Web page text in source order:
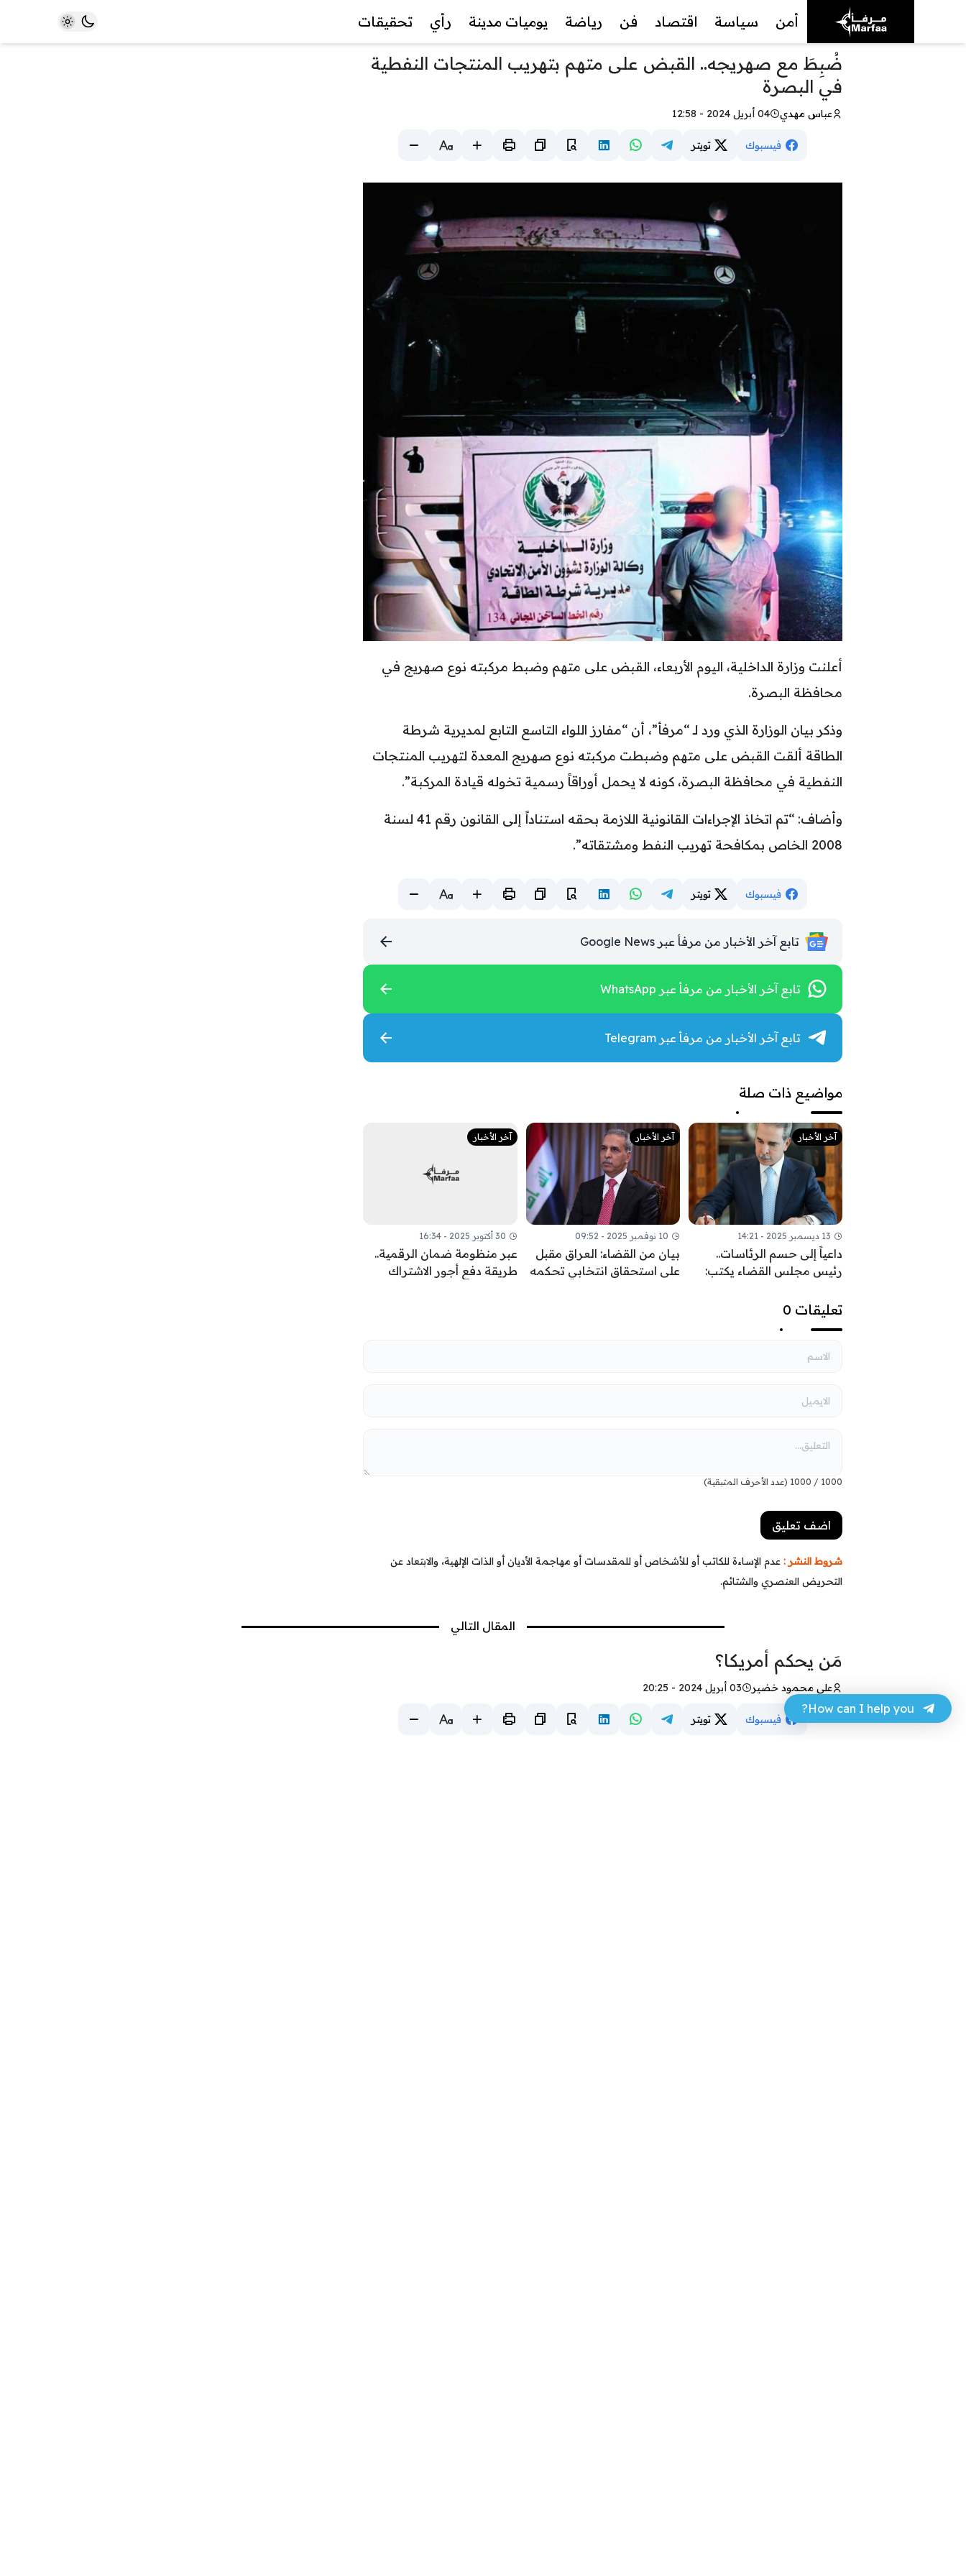
أمن سياسة اقتصاد فن رياضة يوميات مدينة رأي تحقيقات
ضُبِطَ مع صهريجه.. القبض على متهم بتهريب المنتجات النفطية
في البصرة
عباس مهدي 04 أبريل 2024 - 12:58
فيسبوك تويتر
أعلنت وزارة الداخلية، اليوم الأربعاء، القبض على متهم وضبط مركبته نوع صهريج في
محافظة البصرة.
وذكر بيان الوزارة الذي ورد لـ “مرفأ”، أن “مفارز اللواء التاسع التابع لمديرية شرطة
الطاقة ألقت القبض على متهم وضبطت مركبته نوع صهريج المعدة لتهريب المنتجات
النفطية في محافظة البصرة، كونه لا يحمل أوراقاً رسمية تخوله قيادة المركبة”.
وأضاف: “تم اتخاذ الإجراءات القانونية اللازمة بحقه استناداً إلى القانون رقم 41 لسنة
2008 الخاص بمكافحة تهريب النفط ومشتقاته”.
فيسبوك تويتر
تابع آخر الأخبار من مرفأ عبر Google News
تابع آخر الأخبار من مرفأ عبر WhatsApp
تابع آخر الأخبار من مرفأ عبر Telegram
مواضيع ذات صلة
آخر الأخبار
13 ديسمبر 2025 - 14:21
داعياً إلى حسم الرئاسات..
رئيس مجلس القضاء يكتب:
آخر الأخبار
10 نوفمبر 2025 - 09:52
بيان من القضاء: العراق مقبل
على استحقاق انتخابي تحكمه
آخر الأخبار
30 أكتوبر 2025 - 16:34
عبر منظومة ضمان الرقمية..
طريقة دفع أجور الاشتراك
تعليقات 0
1000
/
1000 (عدد الأحرف المتبقية)
شروط النشر : عدم الإساءة للكاتب أو للأشخاص أو للمقدسات أو مهاجمة الأديان أو الذات الإلهية، والابتعاد عن
التحريض العنصري والشتائم.
المقال التالي
مَن يحكم أمريكا؟
علي محمود خضير 03 أبريل 2024 - 20:25
فيسبوك تويتر
How can I help you?